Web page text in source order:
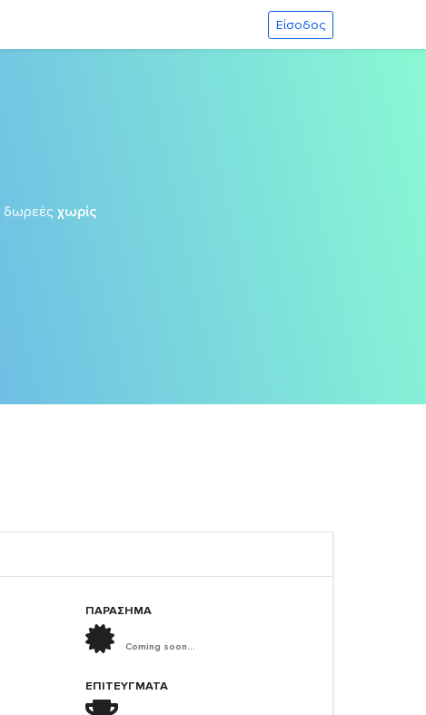
Είσοδος
δωρεές χωρίς
ΠΑΡΑΣΗΜΑ
Coming soon...
ΕΠΙΤΕΎΓΜΑΤΑ